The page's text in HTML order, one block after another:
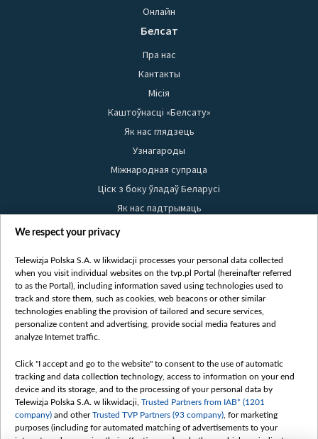
Онлайн
Белсат
Пра нас
Кантакты
Місія
Каштоўнасці «Белсату»
Як нас глядзець
Узнагароды
Міжнародная супраца
Ціск з боку ўладаў Беларусі
Як нас падтрымаць
Правілы выкарыстання матэрыялаў
Бяспека
Youtube
Белсат news
Белсат Shorts
Жэстачайшы мульт
Belsat English
Biełsat PL
Белсат Now
We respect your privacy
Telewizja Polska S.A. w likwidacji processes your personal data collected
when you visit individual websites on the tvp.pl Portal (hereinafter referred
to as the Portal), including information saved using technologies used to
track and store them, such as cookies, web beacons or other similar
technologies enabling the provision of tailored and secure services,
personalize content and advertising, provide social media features and
analyze Internet traffic.
Click "I accept and go to the website" to consent to the use of automatic
tracking and data collection technology, access to information on your end
device and its storage, and to the processing of your personal data by
Telewizja Polska S.A. w likwidacji, Trusted Partners from IAB* (1201
company) and otherTrusted TVP Partners (93 company) , for marketing
purposes (including for automated matching of advertisements to your